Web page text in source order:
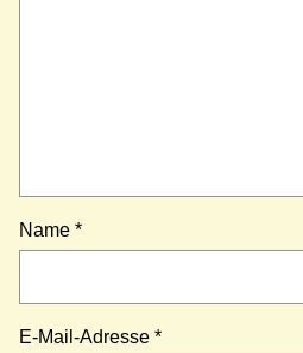
Name *
E-Mail-Adresse *